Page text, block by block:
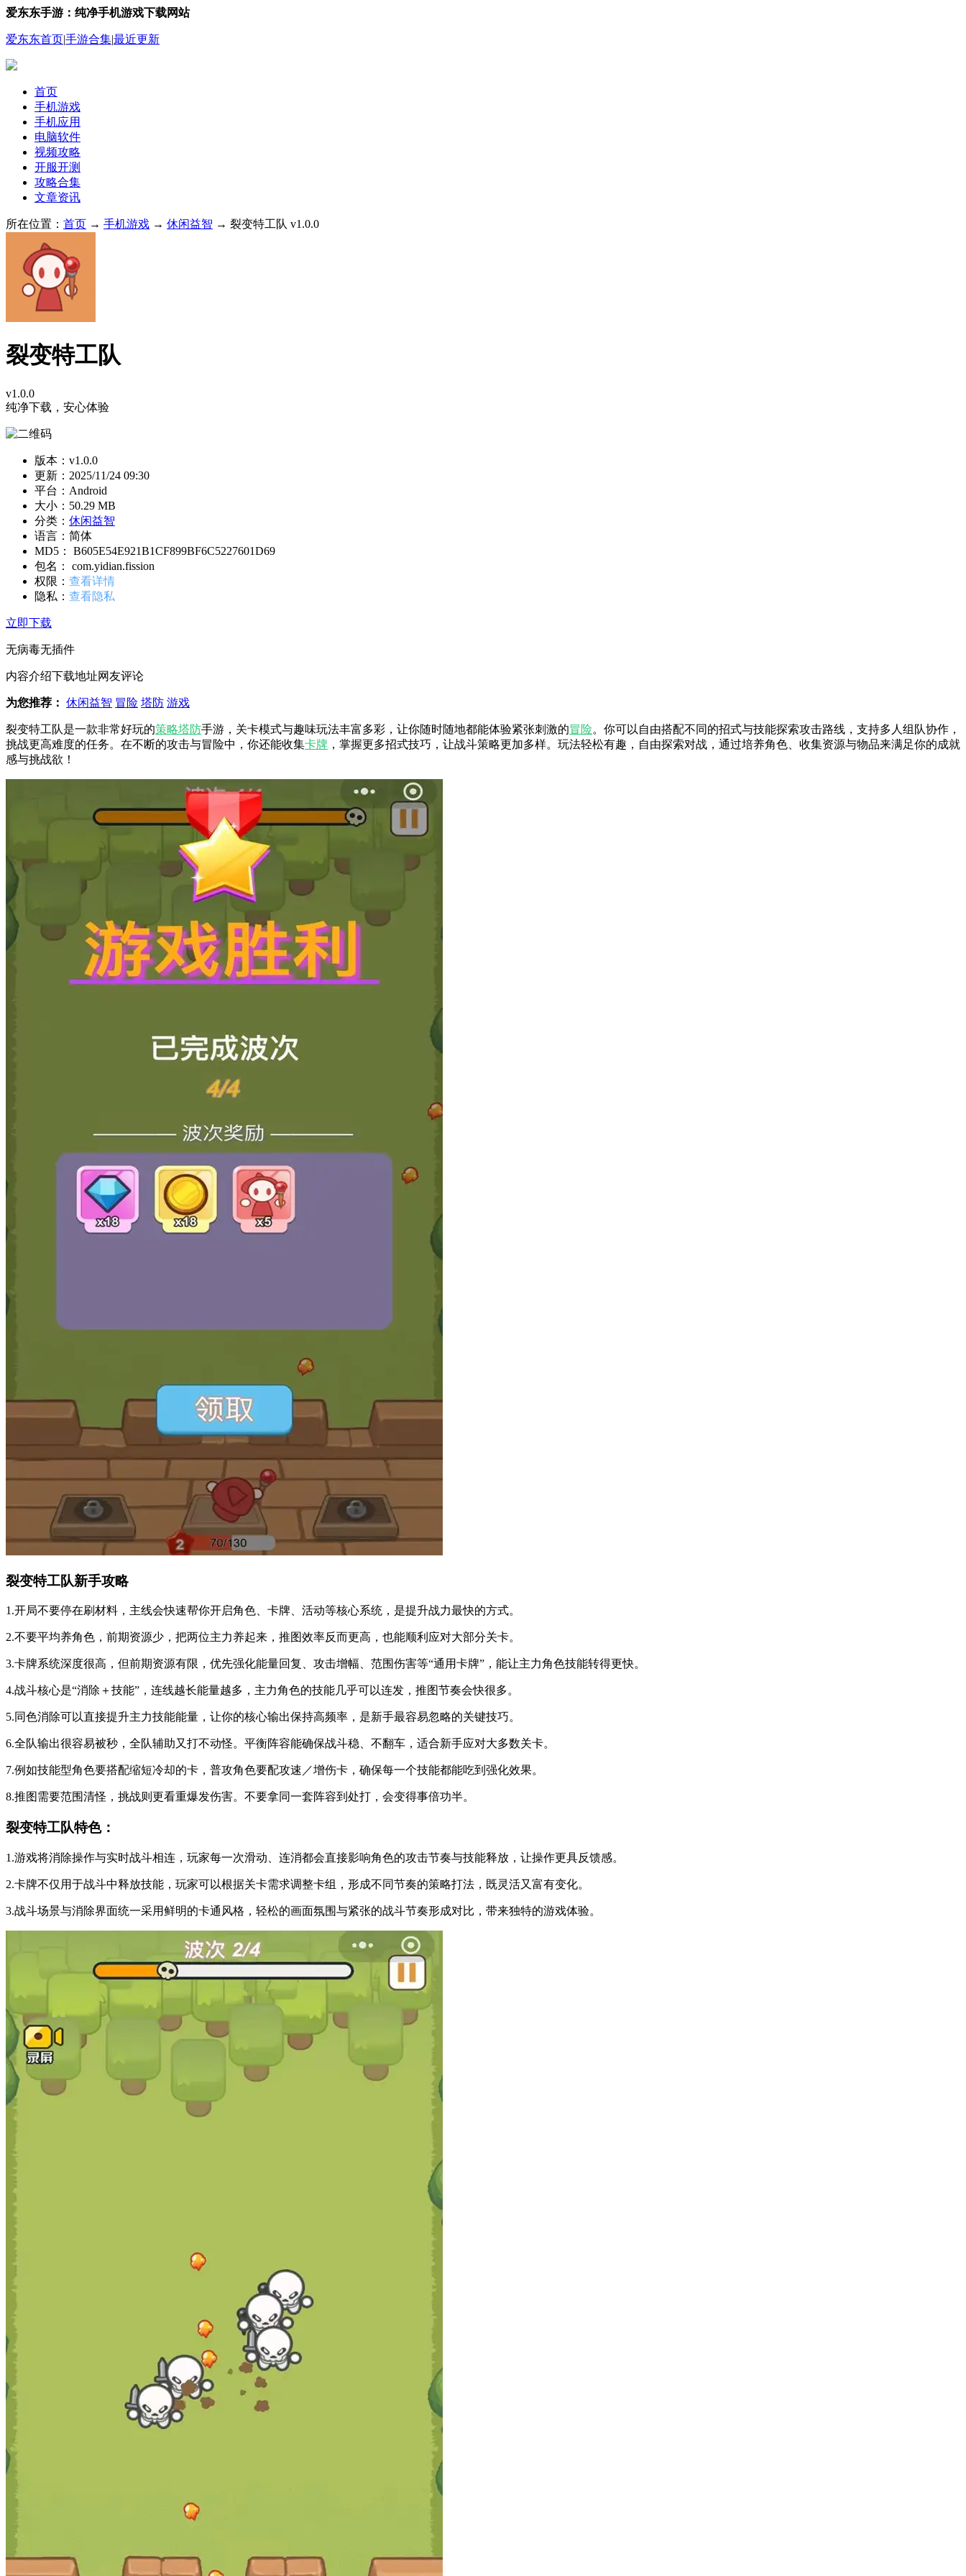
爱东东手游：纯净手机游戏下载网站
爱东东首页|手游合集|最近更新
首页
手机游戏
手机应用
电脑软件
视频攻略
开服开测
攻略合集
文章资讯
所在位置： 首页 → 手机游戏 → 休闲益智 → 裂变特工队 v1.0.0
裂变特工队
v1.0.0
纯净下载，安心体验
版本：v1.0.0
更新： 2025/11/24 09:30
平台：Android
大小：50.29 MB
分类： 休闲益智
语言：简体
MD5： B605E54E921B1CF899BF6C5227601D69
包名： com.yidian.fission
权限： 查看详情
隐私： 查看隐私
立即下载
无病毒无插件
内容介绍下载地址网友评论
为您推荐： 休闲益智 冒险 塔防 游戏
裂变特工队是一款非常好玩的策略塔防手游，关卡模式与趣味玩法丰富多彩，让你随时随地都能体验紧张刺激的冒险。你可以自由搭配不同的招式与技能探索攻击路线，支持多人组队协作，
挑战更高难度的任务。在不断的攻击与冒险中，你还能收集卡牌 ，掌握更多招式技巧，让战斗策略更加多样。玩法轻松有趣，自由探索对战，通过培养角色、收集资源与物品来满足你的成就
感与挑战欲！
裂变特工队新手攻略
1.开局不要停在刷材料，主线会快速帮你开启角色、卡牌、活动等核心系统，是提升战力最快的方式。
2.不要平均养角色，前期资源少，把两位主力养起来，推图效率反而更高，也能顺利应对大部分关卡。
3.卡牌系统深度很高，但前期资源有限，优先强化能量回复、攻击增幅、范围伤害等“通用卡牌”，能让主力角色技能转得更快。
4.战斗核心是“消除＋技能”，连线越长能量越多，主力角色的技能几乎可以连发，推图节奏会快很多。
5.同色消除可以直接提升主力技能能量，让你的核心输出保持高频率，是新手最容易忽略的关键技巧。
6.全队输出很容易被秒，全队辅助又打不动怪。平衡阵容能确保战斗稳、不翻车，适合新手应对大多数关卡。
7.例如技能型角色要搭配缩短冷却的卡，普攻角色要配攻速／增伤卡，确保每一个技能都能吃到强化效果。
8.推图需要范围清怪，挑战则更看重爆发伤害。不要拿同一套阵容到处打，会变得事倍功半。
裂变特工队特色：
1.游戏将消除操作与实时战斗相连，玩家每一次滑动、连消都会直接影响角色的攻击节奏与技能释放，让操作更具反馈感。
2.卡牌不仅用于战斗中释放技能，玩家可以根据关卡需求调整卡组，形成不同节奏的策略打法，既灵活又富有变化。
3.战斗场景与消除界面统一采用鲜明的卡通风格，轻松的画面氛围与紧张的战斗节奏形成对比，带来独特的游戏体验。